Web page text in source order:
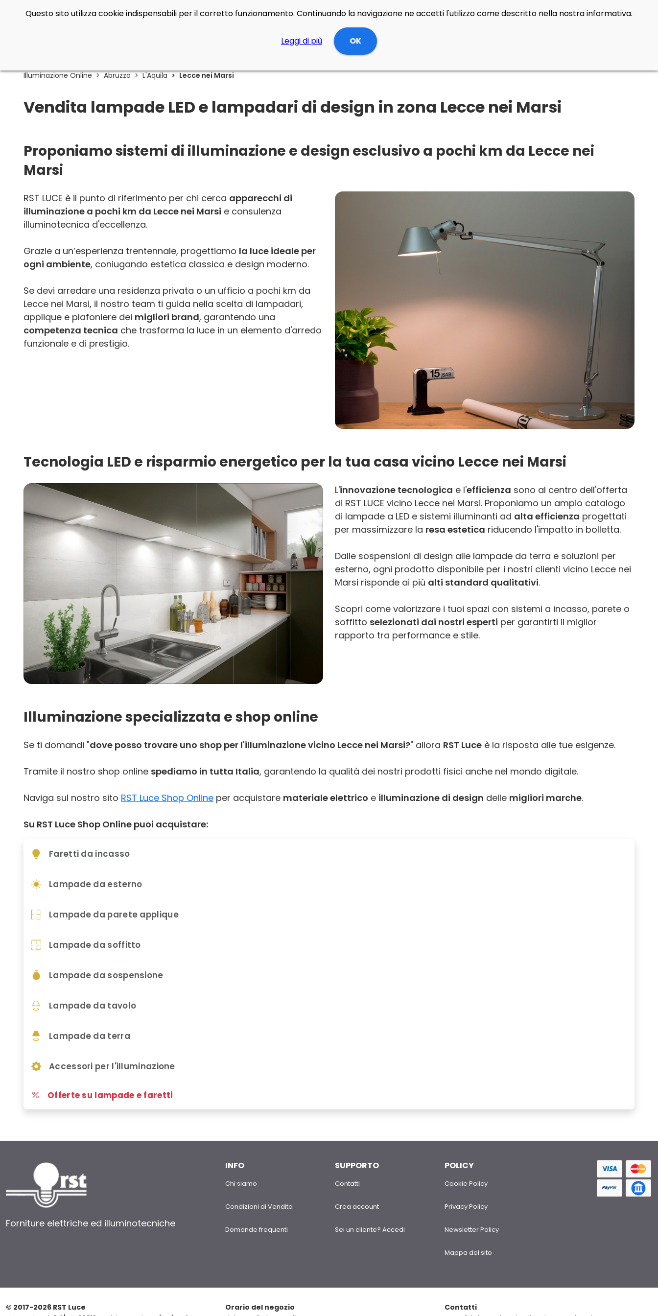
Illuminazione Online Abruzzo L'Aquila Lecce nei Marsi
Vendita lampade LED e lampadari di design in zona Lecce nei Marsi
Proponiamo sistemi di illuminazione e design esclusivo a pochi km da Lecce nei
Marsi
RST LUCE è il punto di riferimento per chi cerca apparecchi di
illuminazione a pochi km da Lecce nei Marsi e consulenza
illuminotecnica d'eccellenza.
Grazie a un’esperienza trentennale, progettiamo la luce ideale per
ogni ambiente, coniugando estetica classica e design moderno.
Se devi arredare una residenza privata o un ufficio a pochi km da
Lecce nei Marsi, il nostro team ti guida nella scelta di lampadari,
applique e plafoniere dei migliori brand, garantendo una
competenza tecnica che trasforma la luce in un elemento d'arredo
funzionale e di prestigio.
Tecnologia LED e risparmio energetico per la tua casa vicino Lecce nei Marsi
L'innovazione tecnologica e l'efficienza sono al centro dell'offerta
di RST LUCE vicino Lecce nei Marsi. Proponiamo un ampio catalogo
di lampade a LED e sistemi illuminanti ad alta efficienza progettati
per massimizzare la resa estetica riducendo l'impatto in bolletta.
Dalle sospensioni di design alle lampade da terra e soluzioni per
esterno, ogni prodotto disponibile per i nostri clienti vicino Lecce nei
Marsi risponde ai più alti standard qualitativi.
Scopri come valorizzare i tuoi spazi con sistemi a incasso, parete o
soffitto selezionati dai nostri esperti per garantirti il miglior
rapporto tra performance e stile.
Illuminazione specializzata e shop online
Se ti domandi "dove posso trovare uno shop per l'illuminazione vicino Lecce nei Marsi?" allora RST Luce è la risposta alle tue esigenze.
Tramite il nostro shop online spediamo in tutta Italia, garantendo la qualità dei nostri prodotti fisici anche nel mondo digitale.
Naviga sul nostro sito RST Luce Shop Online per acquistare materiale elettrico e illuminazione di design delle migliori marche.
Su RST Luce Shop Online puoi acquistare:
Faretti da incasso
Lampade da esterno
Lampade da parete applique
Lampade da soffitto
Lampade da sospensione
Lampade da tavolo
Lampade da terra
Accessori per l'illuminazione
Offerte su lampade e faretti
Forniture elettriche ed illuminotecniche
INFO
Chi siamo
Condizioni di Vendita
Domande frequenti
SUPPORTO
Contatti
Crea account
Sei un cliente? Accedi
POLICY
Cookie Policy
Privacy Policy
Newsletter Policy
Mappa del sito
© 2017-2026 RST Luce
Orario del negozio
Contatti
Questo sito utilizza cookie indispensabili per il corretto funzionamento. Continuando la navigazione ne accetti l'utilizzo come descritto nella nostra informativa.
Leggi di più OK